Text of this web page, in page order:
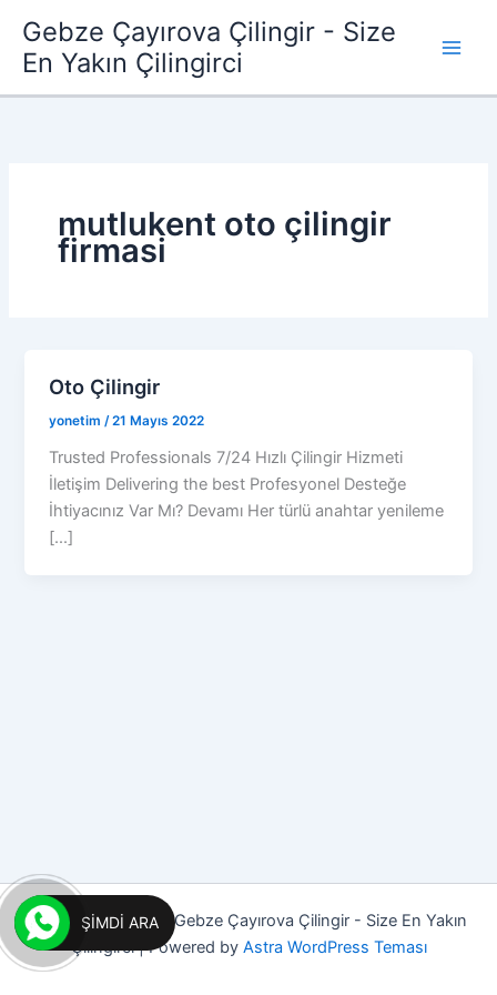
atlaGebze Çayırova Çilingir - Size
En Yakın Çilingirci
mutlukent oto çilingir
firmasi
Oto Çilingir
yonetim/21 Mayıs 2022
Trusted Professionals 7/24 Hızlı Çilingir Hizmeti
İletişim Delivering the best Profesyonel Desteğe
İhtiyacınız Var Mı? Devamı Her türlü anahtar yenileme
[...]
Copyright © 2026 Gebze Çayırova Çilingir - Size En Yakın
Çilingirci | Powered by Astra WordPress Teması
ŞIMDI ARA